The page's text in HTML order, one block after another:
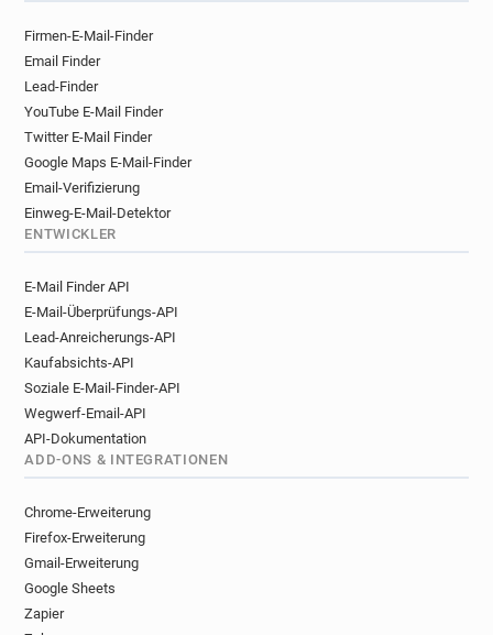
Firmen-E-Mail-Finder
Email Finder
Lead-Finder
YouTube E-Mail Finder
Twitter E-Mail Finder
Google Maps E-Mail-Finder
Email-Verifizierung
Einweg-E-Mail-Detektor
ENTWICKLER
E-Mail Finder API
E-Mail-Überprüfungs-API
Lead-Anreicherungs-API
Kaufabsichts-API
Soziale E-Mail-Finder-API
Wegwerf-Email-API
API-Dokumentation
ADD-ONS & INTEGRATIONEN
Chrome-Erweiterung
Firefox-Erweiterung
Gmail-Erweiterung
Google Sheets
Zapier